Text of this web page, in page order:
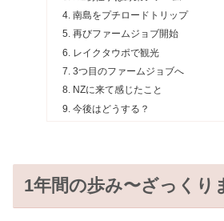
南島をプチロードトリップ
再びファームジョブ開始
レイクタウポで観光
3つ目のファームジョブへ
NZに来て感じたこと
今後はどうする？
1年間の歩み〜ざっくり